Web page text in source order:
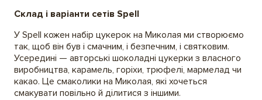
Склад і варіанти сетів Spell
У Spell кожен набір цукерок на Миколая ми створюємо
так, щоб він був і смачним, і безпечним, і святковим.
Усередині — авторські шоколадні цукерки з власного
виробництва, карамель, горіхи, трюфелі, мармелад чи
какао. Це смаколики на Миколая, які хочеться
смакувати повільно й ділитися з іншими.